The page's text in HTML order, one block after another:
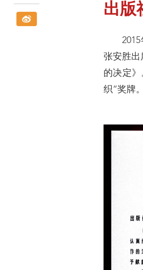
出版
2015年
张安胜
的决定
织”奖牌。